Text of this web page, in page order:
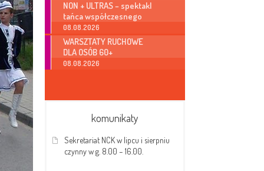
NON + ULTRAS – spektakl
tańca współczesnego
08.08.2026
WARSZTATY RUCHOWE
DLA OSÓB 60+
08.08.2026
komunikaty
Sekretariat NCK w lipcu i sierpniu
czynny w g. 8.00 – 16.00.